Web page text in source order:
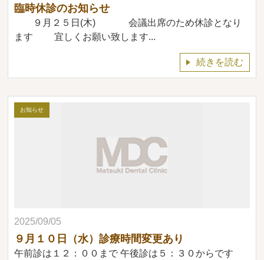
臨時休診のお知らせ
９月２５日(木) 会議出席のため休診となり
ます 宜しくお願い致します...
続きを読む
お知らせ
2025/09/05
９月１０日（水）診療時間変更あり
午前診は１２：００まで 午後診は５：３０からです